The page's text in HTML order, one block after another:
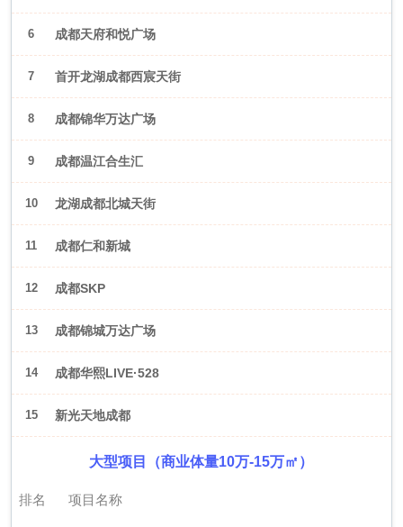
6 成都天府和悦广场
7 首开龙湖成都西宸天街
8 成都锦华万达广场
9 成都温江合生汇
10 龙湖成都北城天街
11 成都仁和新城
12 成都SKP
13 成都锦城万达广场
14 成都华熙LIVE·528
15 新光天地成都
大型项目（商业体量10万-15万㎡）
排名 项目名称